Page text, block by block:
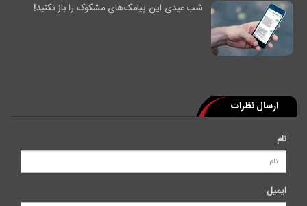
شب عیدی این پیامک‌های مشکوک را باز نکنید!
ارسال نظرات
نام
ایمیل